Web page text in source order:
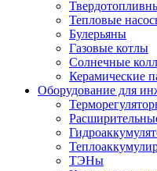
Тепловые
Булерьяны
Газовые котлы
Солнечные
Керамические
Оборудование для
ТЭНы